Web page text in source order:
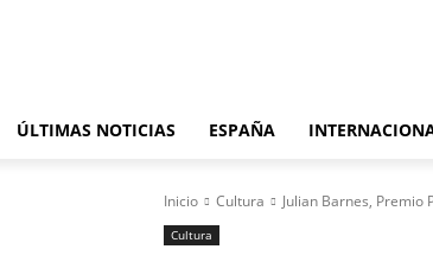
ÚLTIMAS NOTICIAS ESPAÑA
Inicio Cultura Julian Barnes, Premio
Cultura